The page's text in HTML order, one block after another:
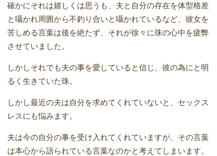
確かにそれは嬉しくは思うも、夫と自分の存在を体型格差
と囁かれ周囲から不釣り合いと囁かれているなど、彼女を
苦しめる言葉は後を絶たず、それが徐々に珠の心中を疲弊
させていました。
しかしそれでも夫の事を愛していると信じ、彼の為にと明
るく生きていた珠。
しかし最近の夫は自分を求めてくれていないと、セックス
レスにも悩みます。
夫は今の自分の事を受け入れてくれていますが、その言葉
は本心から語られている言葉なのかと考えてしまいます。